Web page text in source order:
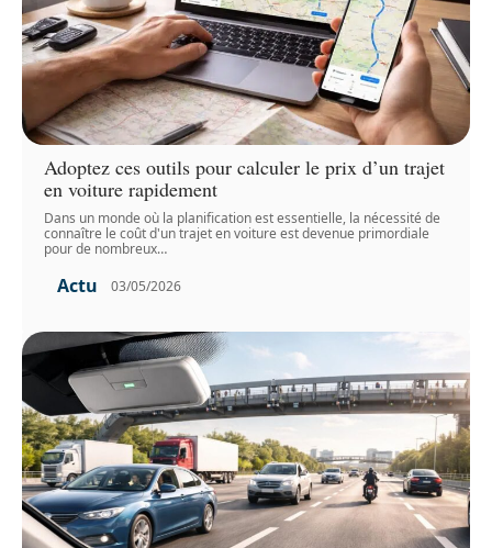
Adoptez ces outils pour calculer le prix d’un trajet
en voiture rapidement
Dans un monde où la planification est essentielle, la nécessité de
connaître le coût d'un trajet en voiture est devenue primordiale
pour de nombreux…
Actu 03/05/2026